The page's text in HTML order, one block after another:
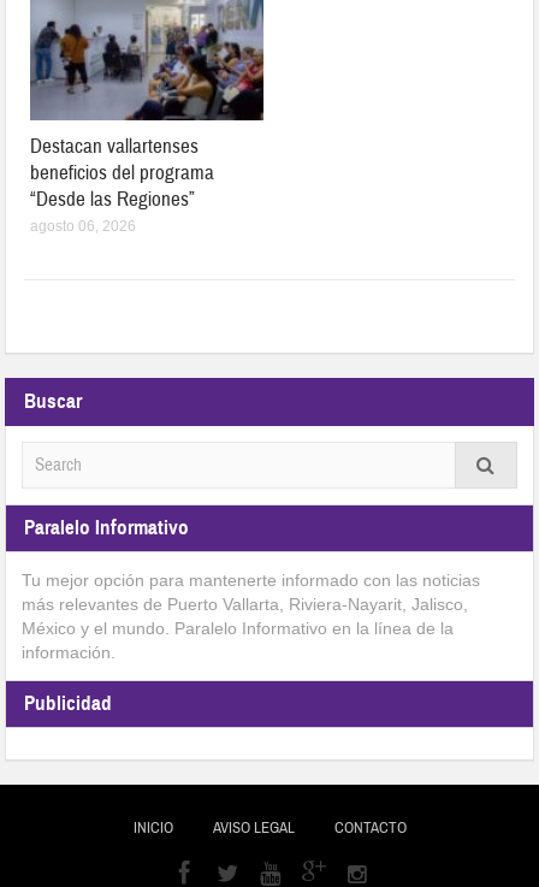
Destacan vallartenses
beneficios del programa
“Desde las Regiones”
agosto 06, 2026
Buscar
Paralelo Informativo
Tu mejor opción para mantenerte informado con las noticias
más relevantes de Puerto Vallarta, Riviera-Nayarit, Jalisco,
México y el mundo. Paralelo Informativo en la línea de la
información.
Publicidad
INICIO AVISO LEGAL CONTACTO